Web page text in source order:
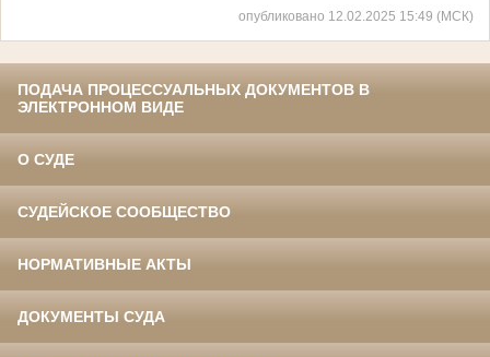
опубликовано 12.02.2025 15:49 (МСК)
ПОДАЧА ПРОЦЕССУАЛЬНЫХ ДОКУМЕНТОВ В
ЭЛЕКТРОННОМ ВИДЕ
О СУДЕ
СУДЕЙСКОЕ СООБЩЕСТВО
НОРМАТИВНЫЕ АКТЫ
ДОКУМЕНТЫ СУДА